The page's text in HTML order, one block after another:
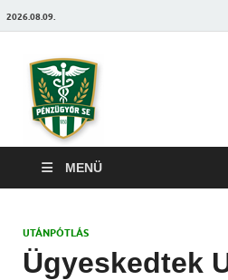
2026.08.09.
MENÜ
UTÁNPÓTLÁS
Ügyeskedtek